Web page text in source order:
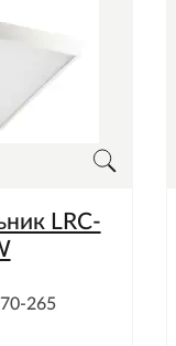
LRC-
265